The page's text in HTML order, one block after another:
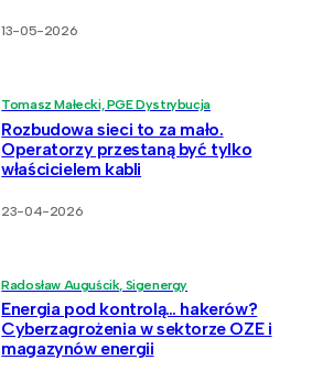
13-05-2026
Tomasz Małecki, PGE Dystrybucja
Rozbudowa sieci to za mało.
Operatorzy przestaną być tylko
właścicielem kabli
23-04-2026
Radosław Auguścik, Sigenergy
Energia pod kontrolą… hakerów?
Cyberzagrożenia w sektorze OZE i
magazynów energii